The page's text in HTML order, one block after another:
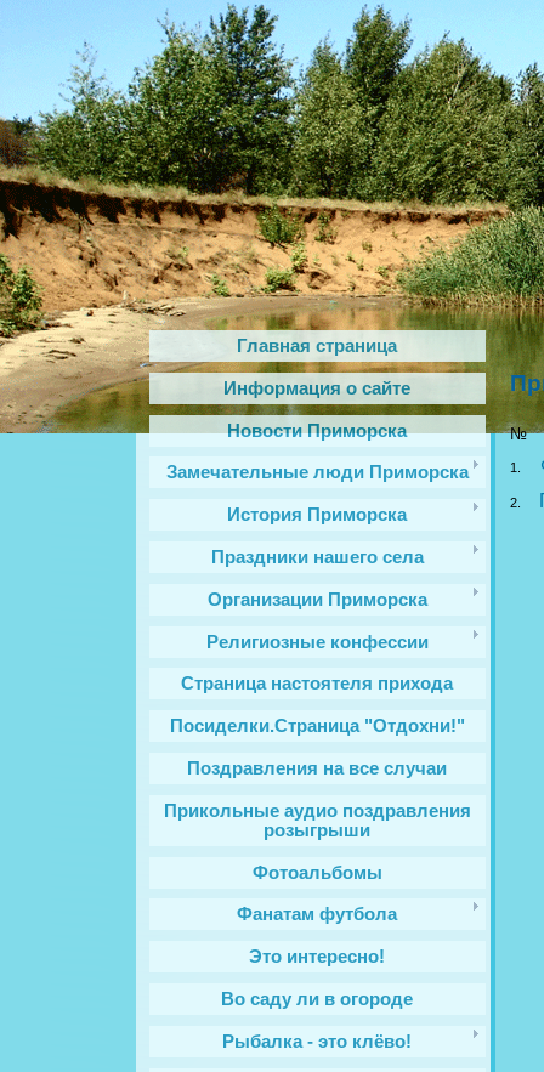
Главная страница
Информация о сайте
Новости Приморска
Замечательные люди Приморска
История Приморска
Праздники нашего села
Организации Приморска
Религиозные конфессии
Cтраница настоятеля прихода
Посиделки.Страница "Отдохни!"
Поздравления на все случаи
Прикольные аудио поздравления
розыгрыши
Фотоальбомы
Фанатам футбола
Это интересно!
Во саду ли в огороде
Рыбалка - это клёво!
№
1.
2.